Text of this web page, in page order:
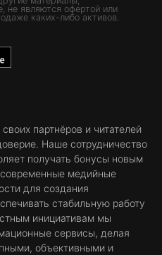
не являются офертой или
каких-либо активов.
партнёров и читателей
Наше сотрудничество
получать бонусы новым
современные медийные
для создания
стабильную работу
инициативам мы
сервисы, делая
объективными и